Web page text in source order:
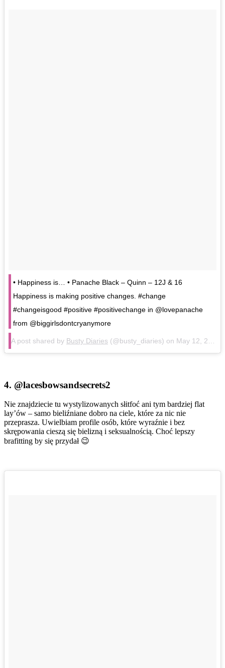
• Happiness is… • Panache Black – Quinn – 12J & 16
Happiness is making positive changes. #change
#changeisgood #positive #positivechange in @lovepanache
from @biggirlsdontcryanymore
A post shared by Busty Diaries (@busty_diaries) on May 12, 2018 at 3:07pm PDT
4. @lacesbowsandsecrets2
Nie znajdziecie tu wystylizowanych słitfoć ani tym bardziej flat
lay’ów – samo bieliźniane dobro na ciele, które za nic nie
przeprasza. Uwielbiam profile osób, które wyraźnie i bez
skrępowania cieszą się bielizną i seksualnością. Choć lepszy
brafitting by się przydał 😉